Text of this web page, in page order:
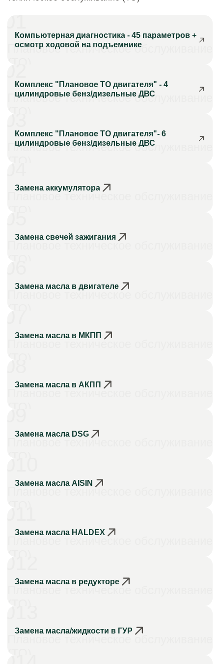
Плановое техническое обслуживание
Компьютерная диагностика - 45 параметров +
осмотр ходовой на подъемнике
Плановое техническое обслуживание
Комплекс "Плановое ТО двигателя" - 4
цилиндровые бенз/дизельные ДВС
Плановое техническое обслуживание
Комплекс "Плановое ТО двигателя"- 6
цилиндровые бенз/дизельные ДВС
Плановое техническое обслуживание
Замена аккумулятора
Плановое техническое обслуживание
Замена свечей зажигания
Плановое техническое обслуживание
Замена масла в двигателе
Плановое техническое обслуживание
Замена масла в МКПП
Плановое техническое обслуживание
Замена масла в АКПП
Плановое техническое обслуживание
Замена масла DSG
Плановое техническое обслуживание
Замена масла AISIN
Плановое техническое обслуживание
Замена масла HALDEX
Плановое техническое обслуживание
Замена масла в редукторе
Плановое техническое обслуживание
Замена масла/жидкости в ГУР